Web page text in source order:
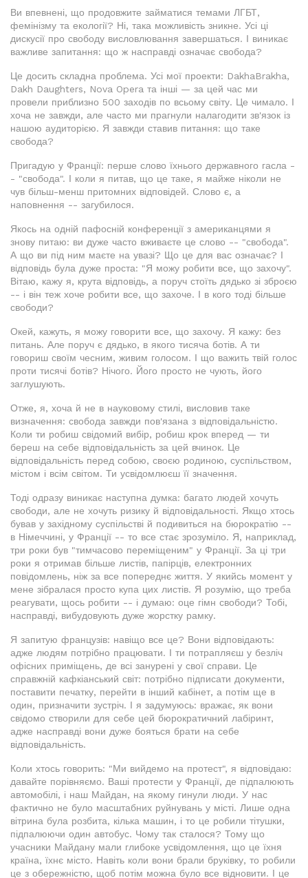
Ви впевнені, що продовжите займатися темами ЛГБТ,
фемінізму та екології? Ні, така можливість зникне. Усі ці
дискусії про свободу висловлювання завершаться. І виникає
важливе запитання: що ж насправді означає свобода?
Це досить складна проблема. Усі мої проекти: DakhaBrakha,
Dakh Daughters, Nova Opera та інші — за цей час ми
провели приблизно 500 заходів по всьому світу. Це чимало. І
хоча не завжди, але часто ми прагнули налагодити зв'язок із
нашою аудиторією. Я завжди ставив питання: що таке
свобода?
Пригадую у Франції: перше слово їхнього державного гасла -
- "свобода". І коли я питав, що це таке, я майже ніколи не
чув більш-менш притомних відповідей. Слово є, а
наповнення -- загубилося.
Якось на одній пафосній конференції з американцями я
знову питаю: ви дуже часто вживаєте це слово -- "свобода".
А що ви під ним маєте на увазі? Що це для вас означає? І
відповідь була дуже проста: "Я можу робити все, що захочу".
Вітаю, кажу я, крута відповідь, а поруч стоїть дядько зі зброєю
-- і він теж хоче робити все, що захоче. І в кого тоді більше
свободи?
Окей, кажуть, я можу говорити все, що захочу. Я кажу: без
питань. Але поруч є дядько, в якого тисяча ботів. А ти
говориш своїм чесним, живим голосом. І що важить твій голос
проти тисячі ботів? Нічого. Його просто не чують, його
заглушують.
Отже, я, хоча й не в науковому стилі, висловив таке
визначення: свобода завжди пов'язана з відповідальністю.
Коли ти робиш свідомий вибір, робиш крок вперед — ти
береш на себе відповідальність за цей вчинок. Це
відповідальність перед собою, своєю родиною, суспільством,
містом і всім світом. Ти усвідомлюєш її значення.
Тоді одразу виникає наступна думка: багато людей хочуть
свободи, але не хочуть ризику й відповідальності. Якщо хтось
бував у західному суспільстві й подивиться на бюрократію --
в Німеччині, у Франції -- то все стає зрозуміло. Я, наприклад,
три роки був "тимчасово переміщеним" у Франції. За ці три
роки я отримав більше листів, папірців, електронних
повідомлень, ніж за все попереднє життя. У якийсь момент у
мене зібралася просто купа цих листів. Я розумію, що треба
реагувати, щось робити -- і думаю: оце гімн свободи? Тобі,
насправді, вибудовують дуже жорстку рамку.
Я запитую французів: навіщо все це? Вони відповідають:
адже людям потрібно працювати. І ти потрапляєш у безліч
офісних приміщень, де всі занурені у свої справи. Це
справжній кафкіанський світ: потрібно підписати документи,
поставити печатку, перейти в інший кабінет, а потім ще в
один, призначити зустріч. І я задумуюсь: вражає, як вони
свідомо створили для себе цей бюрократичний лабіринт,
адже насправді вони дуже бояться брати на себе
відповідальність.
Коли хтось говорить: "Ми вийдемо на протест", я відповідаю:
давайте порівняємо. Ваші протести у Франції, де підпалюють
автомобілі, і наш Майдан, на якому гинули люди. У нас
фактично не було масштабних руйнувань у місті. Лише одна
вітрина була розбита, кілька машин, і то це робили тітушки,
підпалюючи один автобус. Чому так сталося? Тому що
учасники Майдану мали глибоке усвідомлення, що це їхня
країна, їхнє місто. Навіть коли вони брали бруківку, то робили
це з обережністю, щоб потім можна було все відновити. І це